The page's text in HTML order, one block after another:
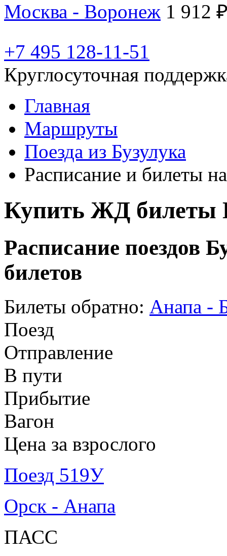
Москва - Воронеж 1 912
+7 495 128-11-51
Круглосуточная
Главная
Маршруты
Поезда из Бузулука
Расписание и билеты
Купить ЖД билеты
Расписание поездов
билетов
Билеты обратно: Анапа -
Поезд
Отправление
В пути
Прибытие
Вагон
Цена за взрослого
Поезд 519У
Орск - Анапа
ПАСС